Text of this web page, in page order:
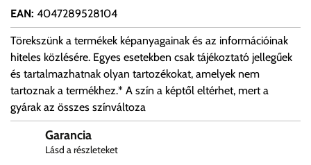
EAN: 4047289528104
Törekszünk a termékek képanyagainak és az információinak
hiteles közlésére. Egyes esetekben csak tájékoztató jellegűek
és tartalmazhatnak olyan tartozékokat, amelyek nem
tartoznak a termékhez.* A szín a képtől eltérhet, mert a
gyárak az összes színváltoza
Garancia
Lásd a részleteket